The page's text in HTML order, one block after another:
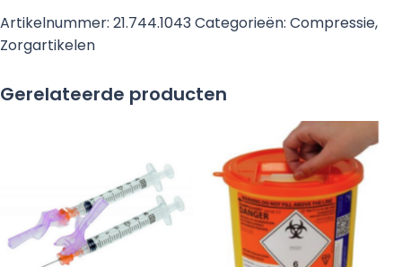
Dijbeenkous
Wit
M
Artikelnummer: 21.744.1043Categorieën: Compressie,
Zorgartikelen
Gerelateerde producten